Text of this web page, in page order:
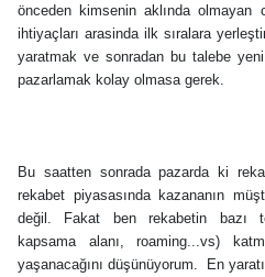
önceden kimsenin aklında
ihtiyaçları arasinda ilk sıralara
yaratmak ve sonradan bu talebe
pazarlamak kolay olmasa gerek.
Bu saatten sonrada pazarda ki
rekabet piyasasında kazananın
değil. Fakat ben rekabetin bazı
kapsama alanı, roaming...vs)
yaşanacağını düşünüyorum. En